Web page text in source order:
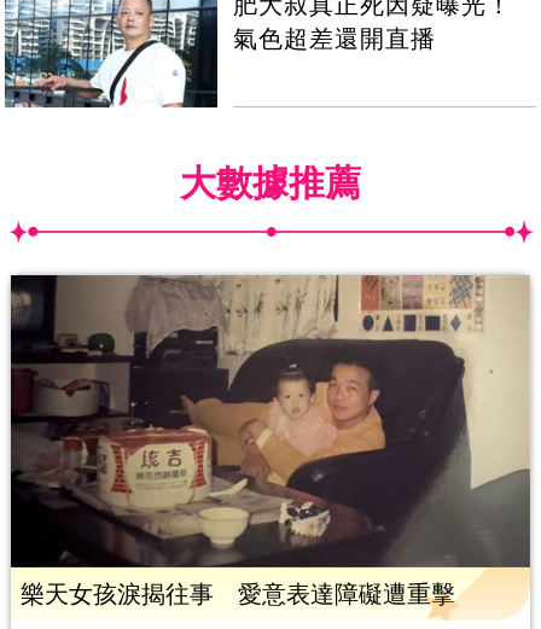
氣色超差還開直播
大數據推薦
樂天女孩淚揭往事 愛意表達障礙遭重擊